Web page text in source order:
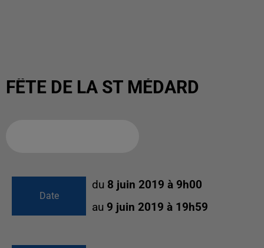
FÊTE DE LA ST MÉDARD
Date
du 8 juin 2019 à 9h00
au 9 juin 2019 à 19h59